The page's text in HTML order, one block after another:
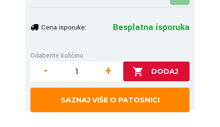
Cena isporuke: Besplatna isporuka
Odaberite količinu
- +
SAZNAJ VIŠE O PATOSNICI